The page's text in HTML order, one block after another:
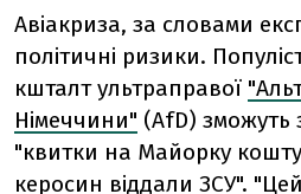
Авіакриза, за словами
політичні ризики.
кшталт ультраправої
Німеччини" (AfD)
"квитки на Майорку
керосин віддали ЗСУ".